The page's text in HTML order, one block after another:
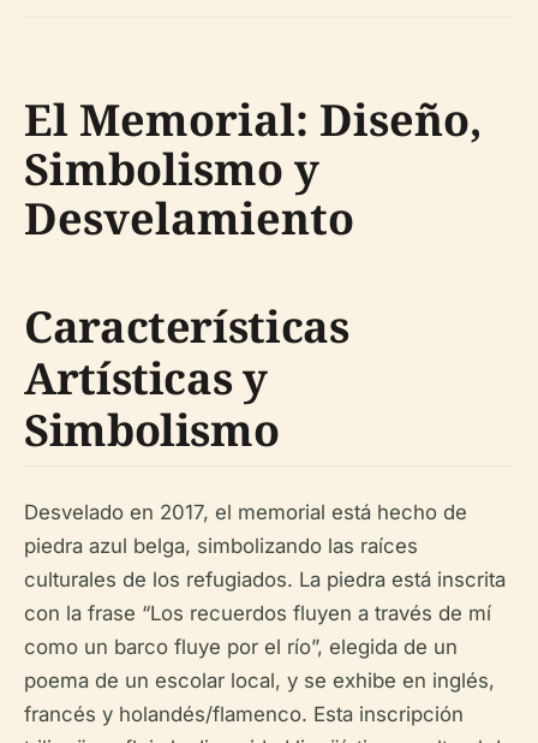
El Memorial: Diseño,
Simbolismo y
Desvelamiento
Características
Artísticas y
Simbolismo
Desvelado en 2017, el memorial está hecho de
piedra azul belga, simbolizando las raíces
culturales de los refugiados. La piedra está inscrita
con la frase “Los recuerdos fluyen a través de mí
como un barco fluye por el río”, elegida de un
poema de un escolar local, y se exhibe en inglés,
francés y holandés/flamenco. Esta inscripción